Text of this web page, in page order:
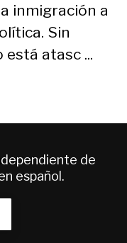
inmigración a
Sin
está atasc ...
de
español.